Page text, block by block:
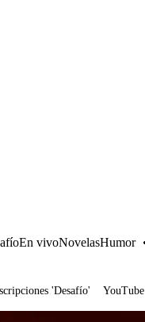
En vivoNovelasHumor
'Desafío'